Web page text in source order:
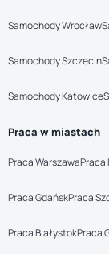
Samochody Wrocław
Samochody Szczecin
Samochody Katowice
Praca w miastach
Praca WarszawaPraca
Praca GdańskPraca
Praca BiałystokPraca